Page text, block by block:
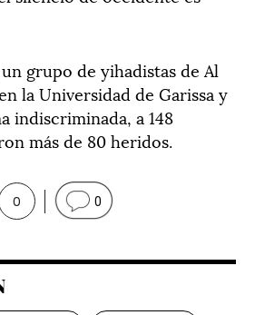
grupo de yihadistas de Al
la Universidad de Garissa y
indiscriminada, a 148
más de 80 heridos.
0 0